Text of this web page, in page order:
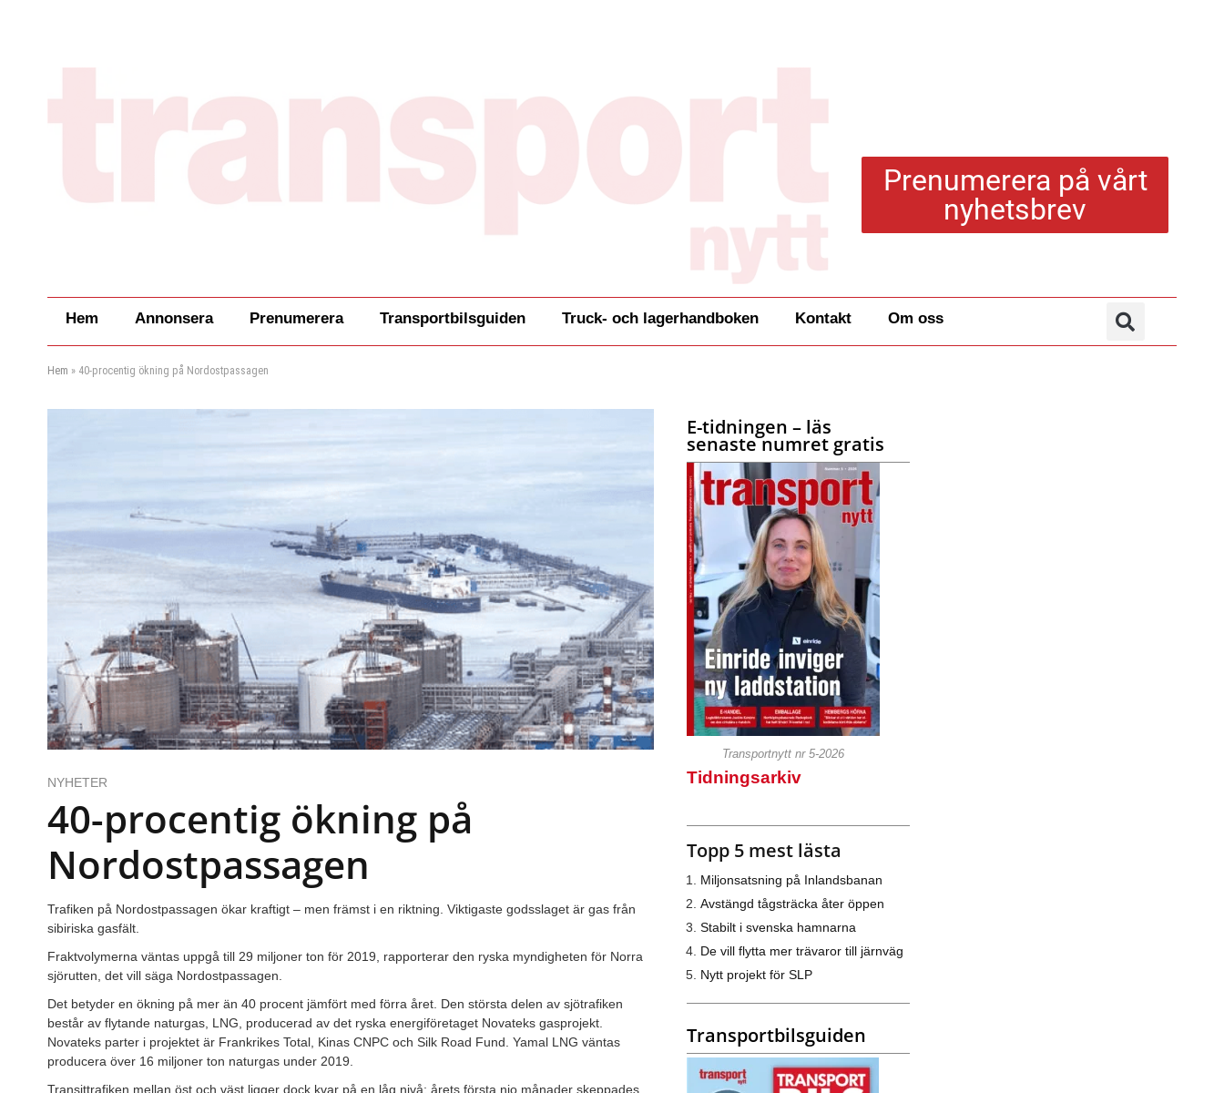
Prenumerera på vårt
nyhetsbrev
Hem Annonsera Prenumerera Transportbilsguiden Truck- och lagerhandboken Kontakt Om oss
Hem » 40-procentig ökning på Nordostpassagen
NYHETER
40-procentig ökning på
Nordostpassagen
Trafiken på Nordostpassagen ökar kraftigt – men främst i en riktning. Viktigaste godsslaget är gas från
sibiriska gasfält.
Fraktvolymerna väntas uppgå till 29 miljoner ton för 2019, rapporterar den ryska myndigheten för Norra
sjörutten, det vill säga Nordostpassagen.
Det betyder en ökning på mer än 40 procent jämfört med förra året. Den största delen av sjötrafiken
består av flytande naturgas, LNG, producerad av det ryska energiföretaget Novateks gasprojekt.
Novateks parter i projektet är Frankrikes Total, Kinas CNPC och Silk Road Fund. Yamal LNG väntas
producera över 16 miljoner ton naturgas under 2019.
Transittrafiken mellan öst och väst ligger dock kvar på en låg nivå: årets första nio månader skeppades
E-tidningen – läs
senaste numret gratis
Transportnytt nr 5-2026
Tidningsarkiv
Topp 5 mest lästa
Miljonsatsning på Inlandsbanan
Avstängd tågsträcka åter öppen
Stabilt i svenska hamnarna
De vill flytta mer trävaror till järnväg
Nytt projekt för SLP
Transportbilsguiden